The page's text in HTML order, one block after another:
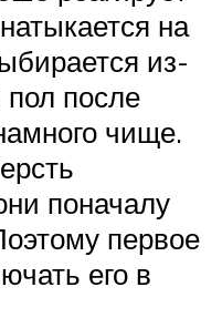
на
из-
после
чище.
поначалу
первое
его в